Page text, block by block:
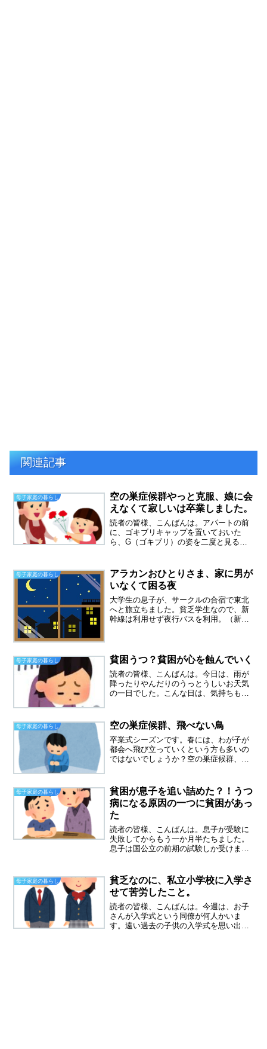
関連記事
母子家庭の暮らし
空の巣症候群やっと克服、娘に会
えなくて寂しいは卒業しました。
読者の皆様、こんばんは。アパートの前
に、ゴキブリキャップを置いておいた
ら、G（ゴキブリ）の姿を二度と見るこ
モイキモイとわめいていました。（夫に
似て虫が大の苦手です）たと...
母子家庭の暮らし
アラカンおひとりさま、家に男が
いなくて困る夜
大学生の息子が、サークルの合宿で東北
へと旅立ちました。貧乏学生なので、新
幹線は利用せず夜行バスを利用。（新幹
の心配もせず、仕事終了後...
母子家庭の暮らし 貧困うつ？貧困が心を蝕んでいく
読者の皆様、こんばんは。今日は、雨が
降ったりやんだりのうっとうしいお天気
の一日でした。こんな日は、気持ちも落
もわかりました。仕事をしている時は、
いいのですが、帰宅すると...
母子家庭の暮らし 空の巣症候群、飛べない鳥
卒業式シーズンです。春には、わが子が
都会へ飛び立っていくという方も多いの
ではないでしょうか？空の巣症候群、飛
まらないという母親はとても多いと思い
ます。一生懸命育てた子供...
母子家庭の暮らし
貧困が息子を追い詰めた？！うつ
病になる原因の一つに貧困があっ
た
読者の皆様、こんばんは。息子が受験に
失敗してからもう一か月半たちました。
息子は国公立の前期の試験しか受けませ
ないとかたくなに拒否をし、受験をしま
せんでした。国公立の後期...
母子家庭の暮らし
貧乏なのに、私立小学校に入学さ
せて苦労したこと。
読者の皆様、こんばんは。今週は、お子
さんが入学式という同僚が何人かいま
す。遠い過去の子供の入学式を思い出し